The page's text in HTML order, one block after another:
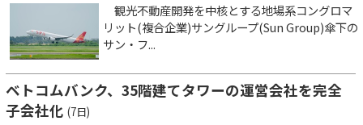
観光不動産開発を中核とする地場系コングロマ
リット(複合企業)サングループ(Sun Group)傘下の
サン・フ...
ベトコムバンク、35階建てタワーの運営会社を完全
子会社化 (7日)